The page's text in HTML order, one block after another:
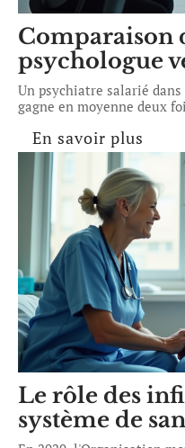
Comparaison
psychologue
Un psychiatre salarié
gagne en moyenne deux
En savoir plus
Le rôle des
système de